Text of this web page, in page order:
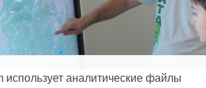
использует аналитические файлы